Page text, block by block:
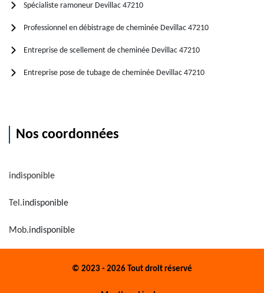
Spécialiste ramoneur Devillac 47210
Professionnel en débistrage de cheminée Devillac 47210
Entreprise de scellement de cheminée Devillac 47210
Entreprise pose de tubage de cheminée Devillac 47210
Nos coordonnées
indisponible
Tel.indisponible
Mob.indisponible
© 2023 - 2026 Tout droit réservé